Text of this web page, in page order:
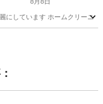
にしています ホームクリーニ